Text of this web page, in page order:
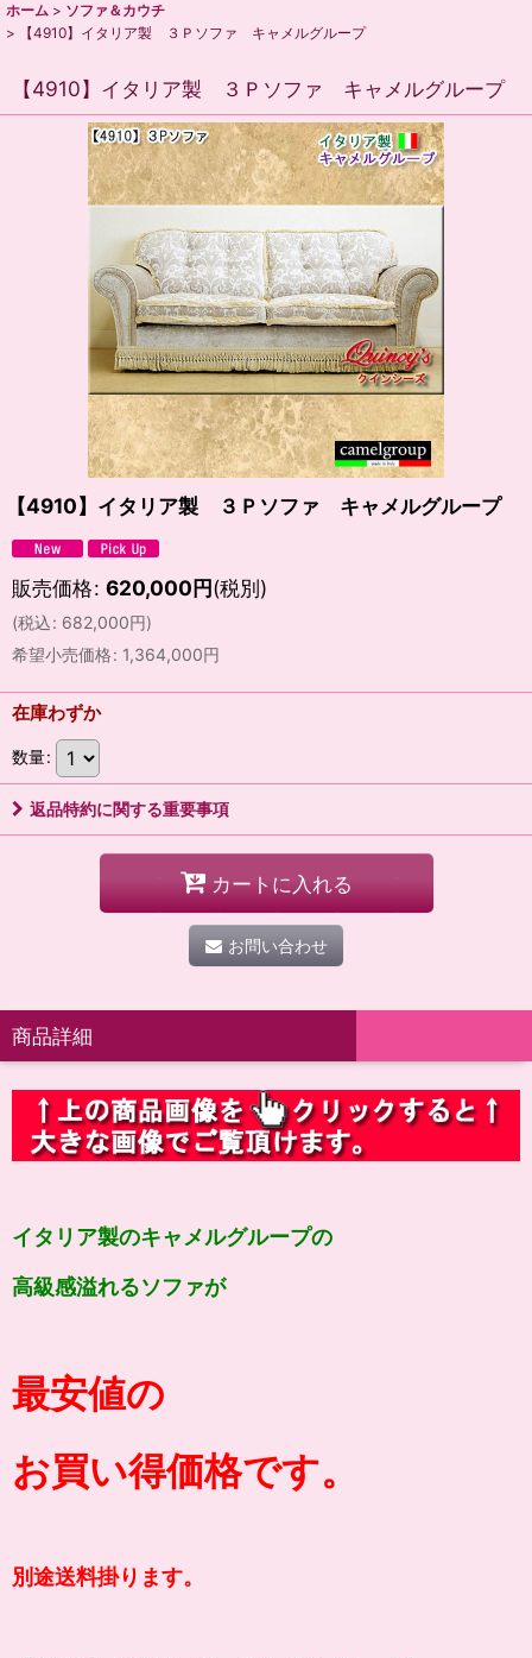
ホーム > ソファ＆カウチ
>
【4910】イタリア製 ３Ｐソファ キャメルグループ
【4910】イタリア製 ３Ｐソファ キャメルグループ
【4910】イタリア製 ３Ｐソファ キャメルグループ
販売価格: 620,000円(税別)
(税込: 682,000円)
希望小売価格: 1,364,000円
在庫わずか
数量:
返品特約に関する重要事項
カートに入れる
お問い合わせ
商品詳細
イタリア製のキャメルグループの
高級感溢れるソファが
最安値の
お買い得価格です。
別途送料掛ります。